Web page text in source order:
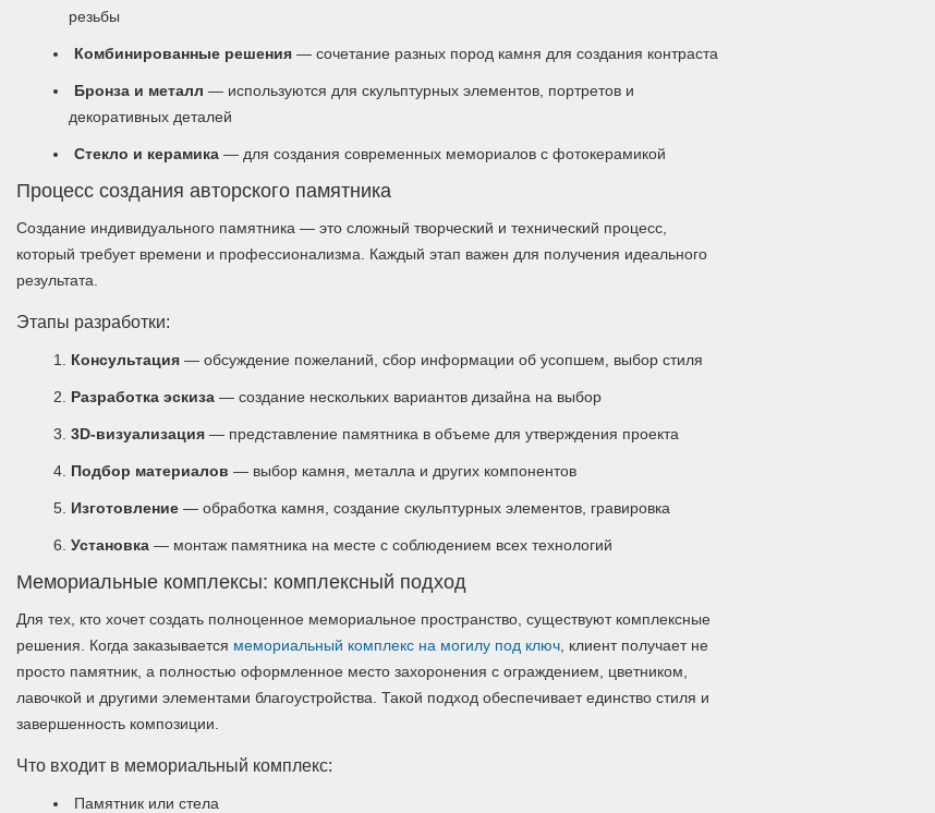
резьбы
Комбинированные решения — сочетание разных пород камня для создания контраста
Бронза и металл — используются для скульптурных элементов, портретов и
декоративных деталей
Стекло и керамика — для создания современных мемориалов с фотокерамикой
Процесс создания авторского памятника
Создание индивидуального памятника — это сложный творческий и технический процесс,
который требует времени и профессионализма. Каждый этап важен для получения идеального
результата.
Этапы разработки:
Консультация — обсуждение пожеланий, сбор информации об усопшем, выбор стиля
Разработка эскиза — создание нескольких вариантов дизайна на выбор
3D-визуализация — представление памятника в объеме для утверждения проекта
Подбор материалов — выбор камня, металла и других компонентов
Изготовление — обработка камня, создание скульптурных элементов, гравировка
Установка — монтаж памятника на месте с соблюдением всех технологий
Мемориальные комплексы: комплексный подход
Для тех, кто хочет создать полноценное мемориальное пространство, существуют комплексные
решения. Когда заказывается мемориальный комплекс на могилу под ключ , клиент получает не
просто памятник, а полностью оформленное место захоронения с ограждением, цветником,
лавочкой и другими элементами благоустройства. Такой подход обеспечивает единство стиля и
завершенность композиции.
Что входит в мемориальный комплекс:
Памятник или стела